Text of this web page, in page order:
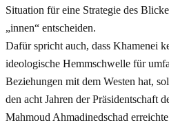
Situation für eine Strategie des
„innen“ entscheiden.
Dafür spricht auch, dass Khamenei
ideologische Hemmschwelle für
Beziehungen mit dem Westen hat,
den acht Jahren der Präsidentschaft
Mahmoud Ahmadinedschad